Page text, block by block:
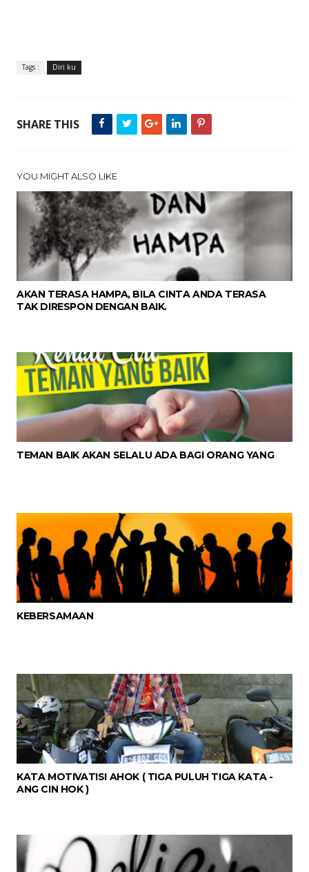
Tags : Diri ku
SHARE THIS
YOU MIGHT ALSO LIKE
AKAN TERASA HAMPA, BILA CINTA ANDA TERASA
TAK DIRESPON DENGAN BAIK.
TEMAN BAIK AKAN SELALU ADA BAGI ORANG YANG
KEBERSAMAAN
KATA MOTIVATISI AHOK ( TIGA PULUH TIGA KATA -
ANG CIN HOK )